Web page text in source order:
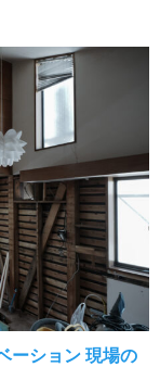
に合わせて現場で
ーション 現場の